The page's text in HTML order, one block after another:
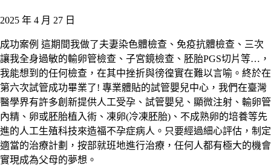
2025 年 4 月 27 日
成功案例 這期間我做了夫妻染色體檢查、免疫抗體檢查、三次
讓我全身過敏的輸卵管檢查、子宮鏡檢查、胚胎PGS切片等…，
我能想到的任何檢查，在其中挫折與徬徨實在難以言喻。終於在
第六次試管成功畢業了! 專業體貼的試管嬰兒中心，我們在臺灣
醫學界有許多創新提供人工受孕、試管嬰兒、顯微注射、輸卵管
內精、卵或胚胎植入術、凍卵(冷凍胚胎)、不成熟卵的培養等先
進的人工生殖科技來造福不孕症病人。只要經過細心評估，制定
適當的治療計劃，按部就班地進行治療，任何人都有極大的機會
實現成為父母的夢想。